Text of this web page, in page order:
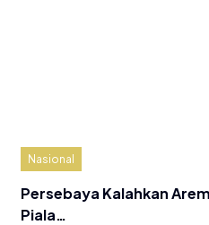
Nasional
Persebaya Kalahkan
Piala…